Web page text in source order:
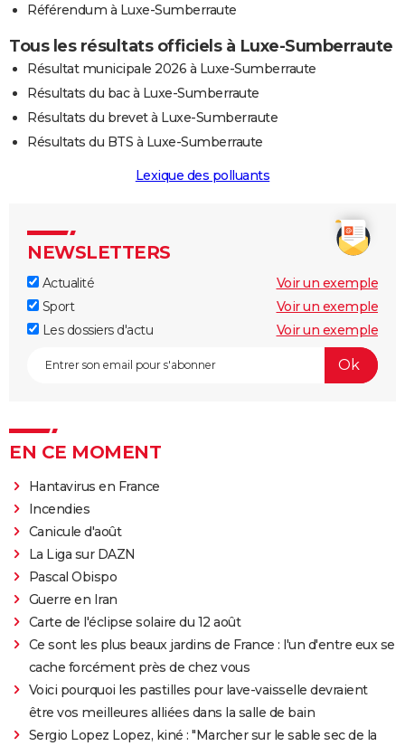
Référendum à Luxe-Sumberraute
Tous les résultats officiels à Luxe-Sumberraute
Résultat municipale 2026 à Luxe-Sumberraute
Résultats du bac à Luxe-Sumberraute
Résultats du brevet à Luxe-Sumberraute
Résultats du BTS à Luxe-Sumberraute
Lexique des polluants
NEWSLETTERS
Actualité
Voir un exemple
Sport
Voir un exemple
Les dossiers d'actu
Voir un exemple
EN CE MOMENT
Hantavirus en France
Incendies
Canicule d'août
La Liga sur DAZN
Pascal Obispo
Guerre en Iran
Carte de l'éclipse solaire du 12 août
Ce sont les plus beaux jardins de France : l'un d'entre eux se
cache forcément près de chez vous
Voici pourquoi les pastilles pour lave-vaisselle devraient
être vos meilleures alliées dans la salle de bain
Sergio Lopez Lopez, kiné : "Marcher sur le sable sec de la